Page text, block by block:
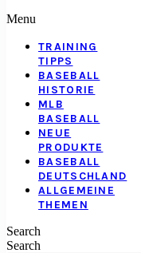
Menu
TRAINING
TIPPS
BASEBALL
HISTORIE
MLB
BASEBALL
NEUE
PRODUKTE
BASEBALL
DEUTSCHLAND
ALLGEMEINE
THEMEN
Search
Search